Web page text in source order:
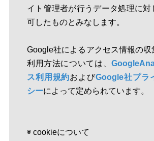
イト管理者が行うデータ処理に対
可したものとみなします。
Google社によるアクセス情報の
利用方法については、
ス利用規約およびGoogle社プラ
シーによって定められています。
◉ cookieについて